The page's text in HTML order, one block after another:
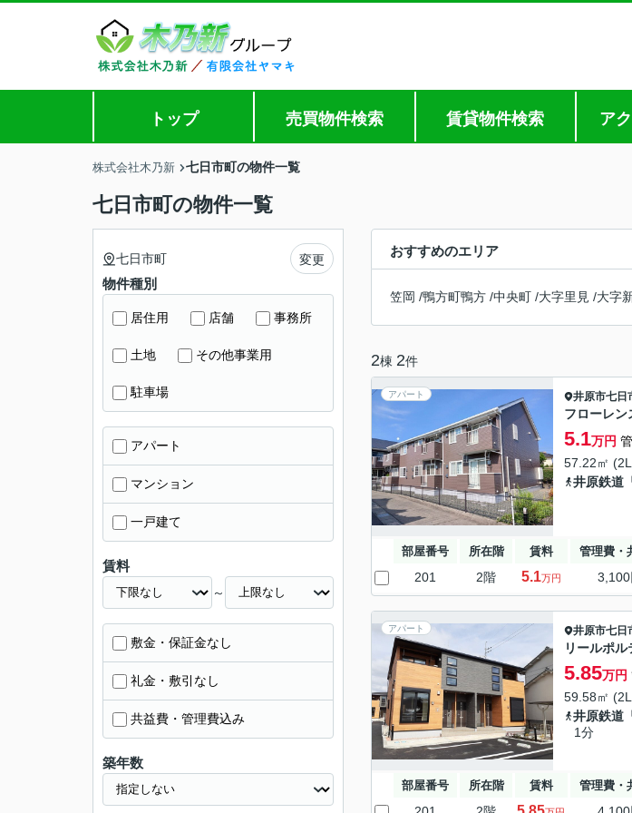
トップ 売買物件検索 賃貸物件検索 ア
株式会社木乃新 七日市町の物件一覧
七日市町の物件一覧
おすすめのエリア
笠岡 /鴨方町鴨方 /中央町 /大字里見 /大字
2棟 2件
アパート 井原市七日
フローレン
5.1万円
57.22㎡
井原鉄道
部屋番号 所在階 賃料 管理費・
201 2階 5.1万円 3,100
アパート 井原市七日
リールポル
5.85万円
59.58㎡
井原鉄道
1分
部屋番号 所在階 賃料 管理費・
七日市町 変更
物件種別
居住用 店舗 事務所
土地 その他事業用
駐車場
アパート
マンション
一戸建て
賃料
～
敷金・保証金なし
礼金・敷引なし
共益費・管理費込み
築年数